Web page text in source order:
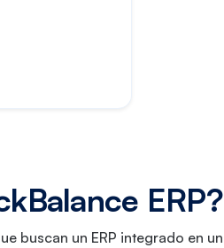
ERP?
buscan un ERP integrado en un